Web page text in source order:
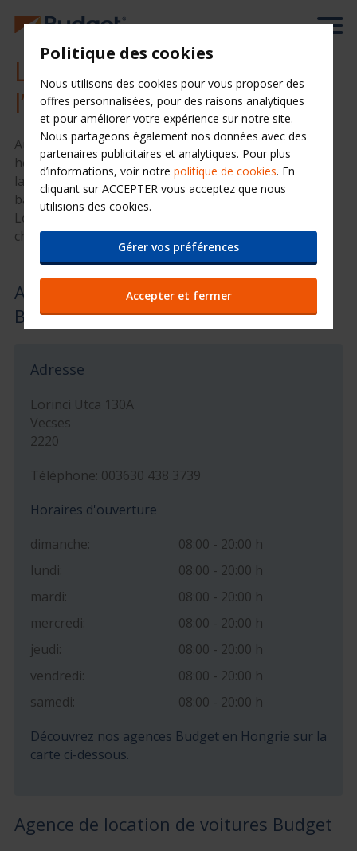
Location de voiture à
l’aéroport de Budapest
Au cœur de l’Europe centrale, la charmante capitale
hongroise est un lieu d’exception qui se visite grâce à
la location de voiture. Budapest et sa région sont
baignées de soleil en été, pour des vacances de rêve.
Louer une voiture à Budapest, c’est pratique et pas
cher pour se promener au gré de vos envies.
Agence de location de voitures à
Budapest
Adresse
Lorinci Utca 130A
Vecses
2220
Téléphone: 003630 438 3739
Horaires d'ouverture
dimanche:
08:00 - 20:00 h
lundi:
08:00 - 20:00 h
mardi:
08:00 - 20:00 h
mercredi:
08:00 - 20:00 h
jeudi:
08:00 - 20:00 h
vendredi:
08:00 - 20:00 h
samedi:
08:00 - 20:00 h
Découvrez nos agences Budget en Hongrie sur la
carte ci-dessous.
Agence de location de voitures Budget
Politique des cookies
Nous utilisons des cookies pour vous proposer des
offres personnalisées, pour des raisons analytiques
et pour améliorer votre expérience sur notre site.
Nous partageons également nos données avec des
partenaires publicitaires et analytiques. Pour plus
d’informations, voir notre politique de cookies. En
cliquant sur ACCEPTER vous acceptez que nous
utilisions des cookies.
Gérer vos préférences
Accepter et fermer